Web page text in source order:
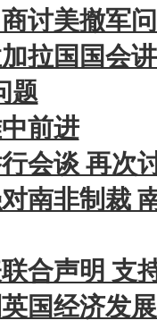
讨美撤军
拉国国会
题
前进
会谈 再次
南非制裁
合声明 支
国经济发